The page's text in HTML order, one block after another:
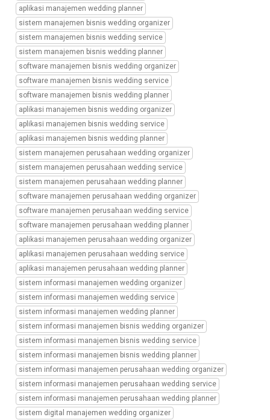
aplikasi manajemen wedding planner
sistem manajemen bisnis wedding organizer
sistem manajemen bisnis wedding service
sistem manajemen bisnis wedding planner
software manajemen bisnis wedding organizer
software manajemen bisnis wedding service
software manajemen bisnis wedding planner
aplikasi manajemen bisnis wedding organizer
aplikasi manajemen bisnis wedding service
aplikasi manajemen bisnis wedding planner
sistem manajemen perusahaan wedding organizer
sistem manajemen perusahaan wedding service
sistem manajemen perusahaan wedding planner
software manajemen perusahaan wedding organizer
software manajemen perusahaan wedding service
software manajemen perusahaan wedding planner
aplikasi manajemen perusahaan wedding organizer
aplikasi manajemen perusahaan wedding service
aplikasi manajemen perusahaan wedding planner
sistem informasi manajemen wedding organizer
sistem informasi manajemen wedding service
sistem informasi manajemen wedding planner
sistem informasi manajemen bisnis wedding organizer
sistem informasi manajemen bisnis wedding service
sistem informasi manajemen bisnis wedding planner
sistem informasi manajemen perusahaan wedding organizer
sistem informasi manajemen perusahaan wedding service
sistem informasi manajemen perusahaan wedding planner
sistem digital manajemen wedding organizer
transformasi
digital
manajemen
bisnis
wedding
service,
transformasi
digital
manajemen
bisnis
wedding
planner,
transformasi
digital
manajemen
perusahaan
wedding
organizer,
transformasi
digital
manajemen
perusahaan
wedding
service,
transformasi
digital
manajemen
perusahaan
wedding
planner,
sistem
wedding
organizer,
bisnis
wedding